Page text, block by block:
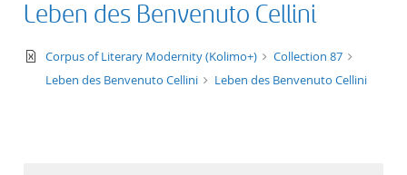
Leben des Benvenuto Cellini
text/xml
Corpus of Literary Modernity (Kolimo+)
Collection 87
Leben des Benvenuto Cellini
Leben des Benvenuto Cellini